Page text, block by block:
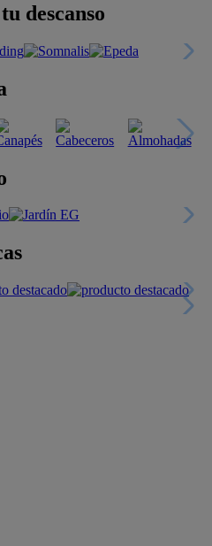
descanso